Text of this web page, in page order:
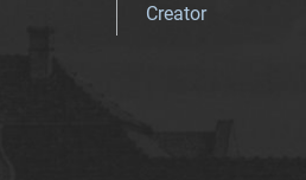
Creator